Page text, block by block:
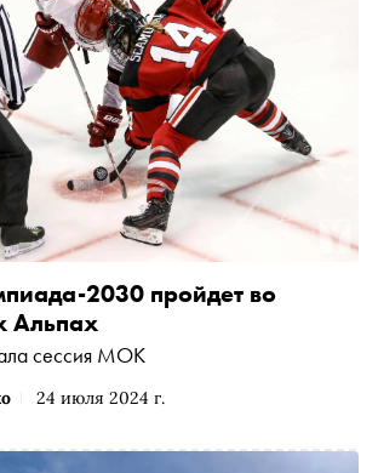
24 июля 2024 г.
2030 пройдет во
Альпах
сессия МОК